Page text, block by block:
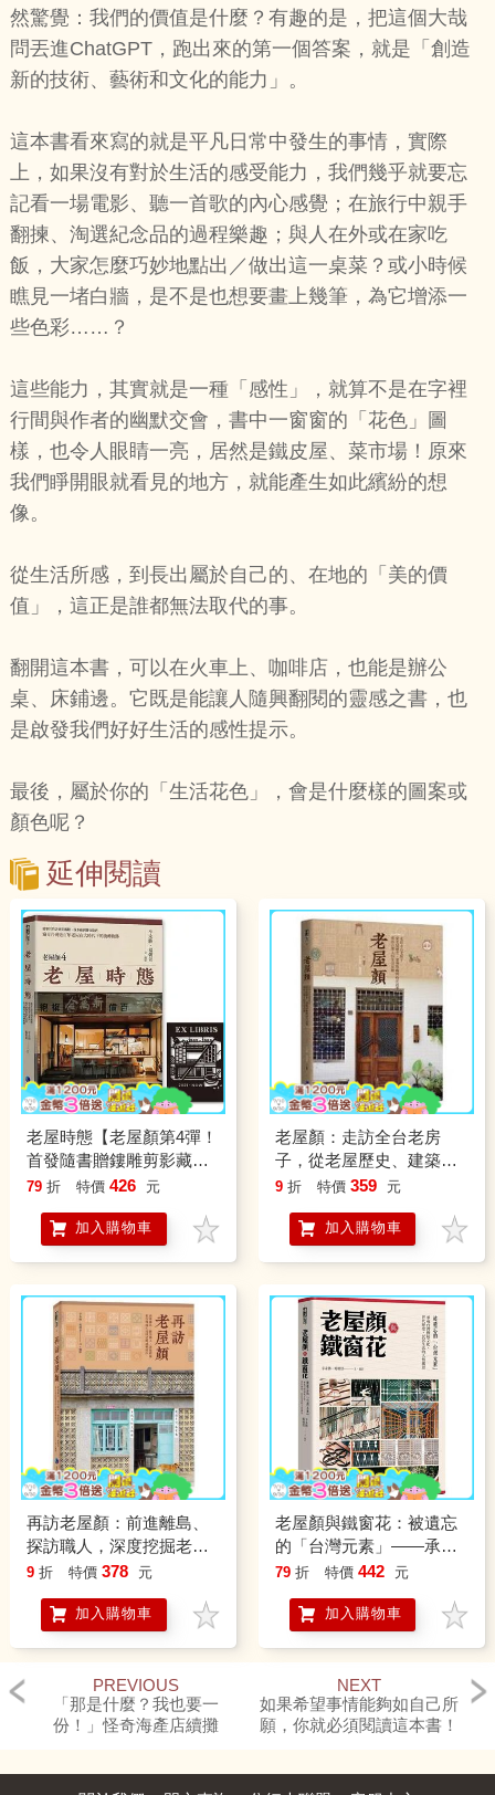
然驚覺：我們的價值是什麼？有趣的是，把這個大哉
問丟進ChatGPT，跑出來的第一個答案，就是「創造
新的技術、藝術和文化的能力」。
這本書看來寫的就是平凡日常中發生的事情，實際
上，如果沒有對於生活的感受能力，我們幾乎就要忘
記看一場電影、聽一首歌的內心感覺；在旅行中親手
翻揀、淘選紀念品的過程樂趣；與人在外或在家吃
飯，大家怎麼巧妙地點出／做出這一桌菜？或小時候
瞧見一堵白牆，是不是也想要畫上幾筆，為它增添一
些色彩……？
這些能力，其實就是一種「感性」，就算不是在字裡
行間與作者的幽默交會，書中一窗窗的「花色」圖
樣，也令人眼睛一亮，居然是鐵皮屋、菜市場！原來
我們睜開眼就看見的地方，就能產生如此繽紛的想
像。
從生活所感，到長出屬於自己的、在地的「美的價
值」，這正是誰都無法取代的事。
翻開這本書，可以在火車上、咖啡店，也能是辦公
桌、床鋪邊。它既是能讓人隨興翻閱的靈感之書，也
是啟發我們好好生活的感性提示。
最後，屬於你的「生活花色」，會是什麼樣的圖案或
顏色呢？
延伸閱讀
老屋時態【老屋顏第4彈！
首發隨書贈鏤雕剪影藏書
票】：從軍官營舍到美術
窺見台灣近百年老屋在大
時代下的流轉軌跡
79 折 特價 426 元
加入購物車
老屋顏：走訪全台老房
子，從老屋歷史、建築裝
飾與時代故事，尋訪台灣
9 折 特價 359 元
加入購物車
再訪老屋顏：前進離島、
探訪職人，深度挖掘老台
灣的生活印記與風華保存
9 折 特價 378 元
加入購物車
老屋顏與鐵窗花：被遺忘
的「台灣元素」——承載
台灣傳統文化、世代歷
79 折 特價 442 元
加入購物車
PREVIOUS
「那是什麼？我也要一
份！」怪奇海產店續攤
NEXT
如果希望事情能夠如自己所
願，你就必須閱讀這本書！